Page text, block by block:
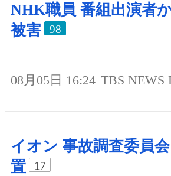
NHK職員 番組出演者
被害
98
08月05日 16:24 TBS NEWS
イオン 事故調査委員
置
17